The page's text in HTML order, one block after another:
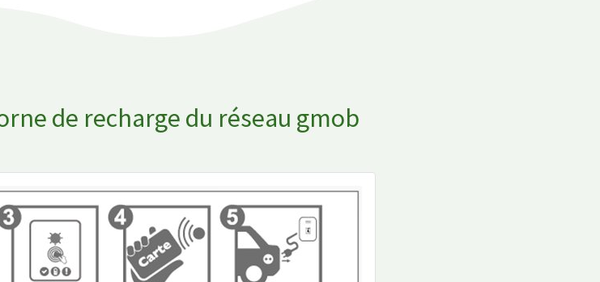
de recharge du réseau gmob